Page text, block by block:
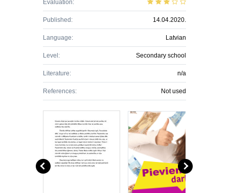
Evaluation:
Published: 14.04.2020.
Language: Latvian
Level: Secondary school
Literature: n/a
References: Not used